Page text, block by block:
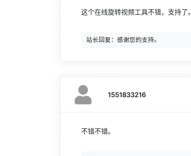
这个在线旋转视频工具不错，支持了。
1551833216
不错不错。